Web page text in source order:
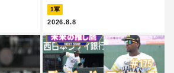
1軍
2026.8.8